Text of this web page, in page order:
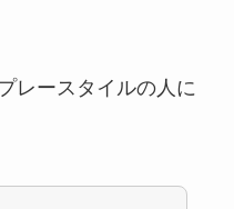
レースタイルの人に